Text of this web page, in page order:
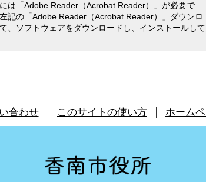
は「Adobe Reader（Acrobat Reader）」が必要で
記の「Adobe Reader（Acrobat Reader）」ダウンロ
、ソフトウェアをダウンロードし、インストールして
合わせ このサイトの使い方 ホーム